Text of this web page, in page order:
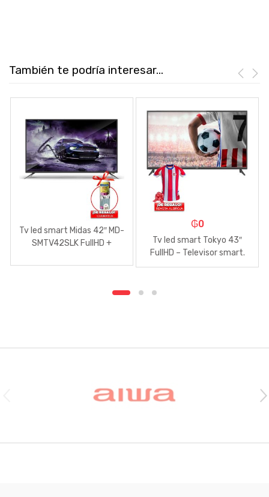
También te podría interesar...
Tv led smart Midas 42″ MD-
SMTV42SLK FullHD +
₲0
Tv led smart Tokyo 43″
FullHD – Televisor smart.